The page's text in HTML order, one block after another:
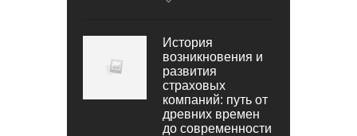
История
возникновения и
развития
страховых
компаний: путь от
древних времен
до современности